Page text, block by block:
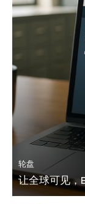
轮盘
让全球可见，